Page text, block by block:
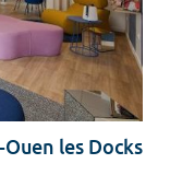
les Docks